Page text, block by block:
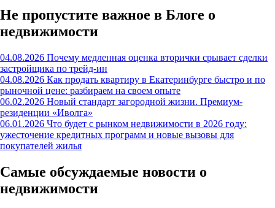
Не пропустите важное в Блоге о
недвижимости
04.08.2026 Почему медленная оценка вторички срывает сделки
застройщика по трейд-ин
04.08.2026 Как продать квартиру в Екатеринбурге быстро и по
рыночной цене: разбираем на своем опыте
06.02.2026 Новый стандарт загородной жизни. Премиум-
резиденции «Иволга»
06.01.2026 Что будет с рынком недвижимости в 2026 году:
ужесточение кредитных программ и новые вызовы для
покупателей жилья
Самые обсуждаемые новости о
недвижимости